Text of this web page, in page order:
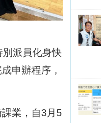
派員化身快
申辦程序，
業，自3月5